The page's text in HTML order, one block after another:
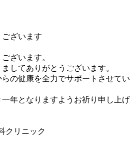
ざいます
ざいます。
してありがとうございます。
の健康を全力でサポートさせてい
年となりますようお祈り申し上げ
クリニック